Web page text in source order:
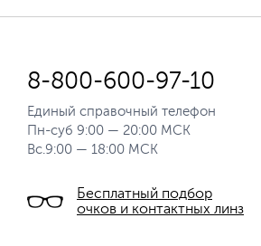
8-800-600-97-10
Единый справочный телефон
Пн-суб 9:00 — 20:00 МСК
Вс.9:00 — 18:00 МСК
Бесплатный подбор
очков и контактных линз